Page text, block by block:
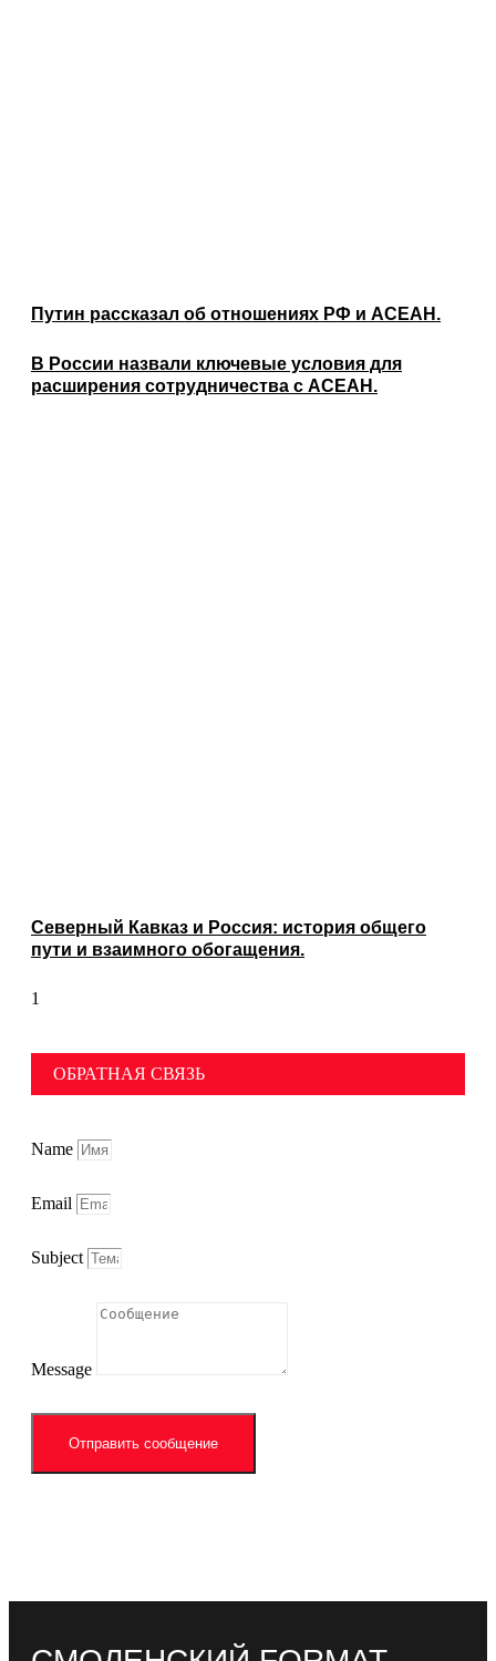
Путин рассказал об отношениях РФ и АСЕАН.
В России назвали ключевые условия для
расширения сотрудничества с АСЕАН.
Северный Кавказ и Россия: история общего
пути и взаимного обогащения.
ОБРАТНАЯ СВЯЗЬ
Name
Email
Subject
Message
Отправить сообщение